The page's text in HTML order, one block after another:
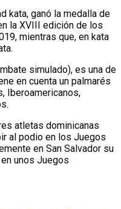
kata, ganó la medalla de
la XVIII edición de los
mientras que, en kata
simulado), es una de
en cuenta un palmarés
Iberoamericanos,
atletas dominicanas
al podio en los Juegos
en San Salvador su
unos Juegos